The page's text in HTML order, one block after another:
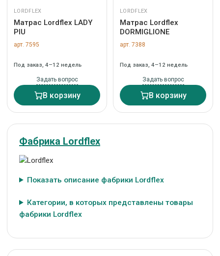
LORDFLEX
Матрас Lordflex LADY
PIU
арт. 7595
Под заказ, 4–12 недель
Задать вопрос
В корзину
LORDFLEX
Матрас Lordflex
DORMIGLIONE
арт. 7388
Под заказ, 4–12 недель
Задать вопрос
В корзину
Фабрика Lordflex
Показать описание фабрики Lordflex
Категории, в которых представлены товары
фабрики Lordflex